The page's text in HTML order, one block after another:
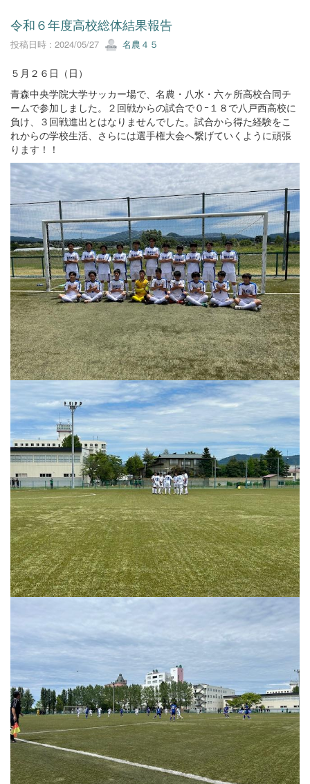
令和６年度高校総体結果報告
投稿日時 : 2024/05/27 名農４５
５月２６日（日）
青森中央学院大学サッカー場で、名農・八水・六ヶ所高校合同チ
ームで参加しました。２回戦からの試合で０ｰ１８で八戸西高校に
負け、３回戦進出とはなりませんでした。試合から得た経験をこ
れからの学校生活、さらには選手権大会へ繋げていくように頑張
ります！！